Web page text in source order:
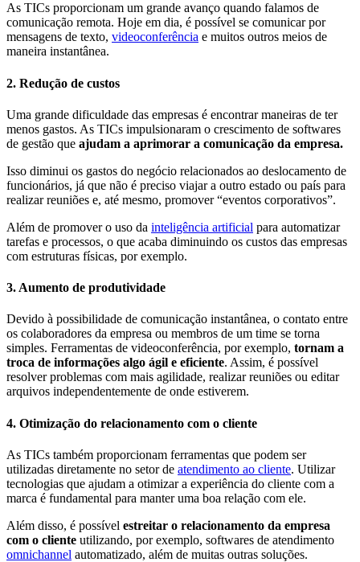
As TICs proporcionam um grande avanço quando falamos de
comunicação remota. Hoje em dia, é possível se comunicar por
mensagens de texto, videoconferência e muitos outros meios de
maneira instantânea.
2. Redução de custos
Uma grande dificuldade das empresas é encontrar maneiras de ter
menos gastos. As TICs impulsionaram o crescimento de softwares
de gestão que ajudam a aprimorar a comunicação da empresa.
Isso diminui os gastos do negócio relacionados ao deslocamento de
funcionários, já que não é preciso viajar a outro estado ou país para
realizar reuniões e, até mesmo, promover “eventos corporativos”.
Além de promover o uso da inteligência artificial para automatizar
tarefas e processos, o que acaba diminuindo os custos das empresas
com estruturas físicas, por exemplo.
3. Aumento de produtividade
Devido à possibilidade de comunicação instantânea, o contato entre
os colaboradores da empresa ou membros de um time se torna
simples. Ferramentas de videoconferência, por exemplo, tornam a
troca de informações algo ágil e eficiente. Assim, é possível
resolver problemas com mais agilidade, realizar reuniões ou editar
arquivos independentemente de onde estiverem.
4. Otimização do relacionamento com o cliente
As TICs também proporcionam ferramentas que podem ser
utilizadas diretamente no setor de atendimento ao cliente. Utilizar
tecnologias que ajudam a otimizar a experiência do cliente com a
marca é fundamental para manter uma boa relação com ele.
Além disso, é possível estreitar o relacionamento da empresa
com o cliente utilizando, por exemplo, softwares de atendimento
omnichannel automatizado, além de muitas outras soluções.